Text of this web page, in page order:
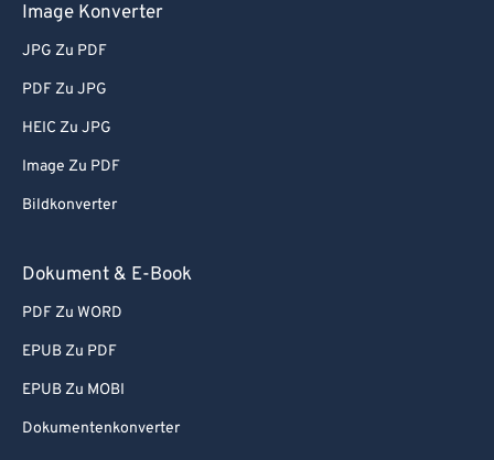
Image Konverter
JPG Zu PDF
PDF Zu JPG
HEIC Zu JPG
Image Zu PDF
Bildkonverter
Dokument & E-Book
PDF Zu WORD
EPUB Zu PDF
EPUB Zu MOBI
Dokumentenkonverter